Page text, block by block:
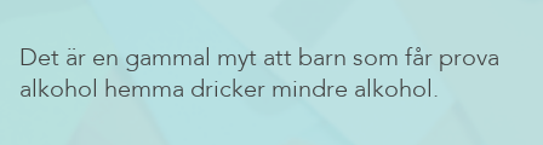
Det är en gammal myt att barn som får prova
alkohol hemma dricker mindre alkohol.